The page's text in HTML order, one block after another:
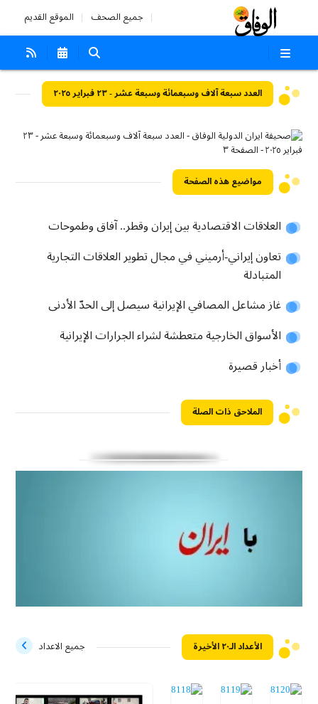
جميع الصحف الموقع القديم
العدد سبعة آلاف وسبعمائة وسبعة عشر - ٢٣ فبراير ٢٠٢٥
مواضيع هذه الصفحة
العلاقات الاقتصادية بين إيران وقطر.. آفاق وطموحات
تعاون إيراني-أرميني في مجال تطوير العلاقات التجارية
المتبادلة
غاز مشاعل المصافي الإيرانية سيصل إلى الحدّ الأدنى
الأسواق الخارجية متعطشة لشراء الجرارات الإيرانية
أخبار قصيرة
الملاحق ذات الصلة
الأعداد الـ۲۰ الأخيرة جميع الاعداد